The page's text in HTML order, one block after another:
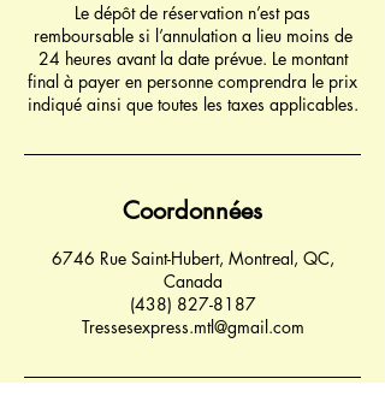
Le dépôt de réservation n’est pas
remboursable si l’annulation a lieu moins de
24 heures avant la date prévue. Le montant
final à payer en personne comprendra le prix
indiqué ainsi que toutes les taxes applicables.
Coordonnées
6746 Rue Saint-Hubert, Montreal, QC,
Canada
(438) 827-8187
Tressesexpress.mtl@gmail.com